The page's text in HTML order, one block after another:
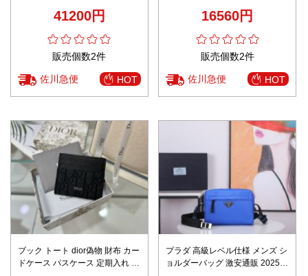
モノグラム 高品質素材使用 精密
41200円
販売個数2件
佐川急便 HOT
16560円
販売個数2件
佐川急便 HOT
ブック トート dior偽物 財布 カー
ドケース パスケース 定期入れ カ
プラダ 高級レベル仕様 メンズ シ
ョルダーバッグ 激安通販 2025新